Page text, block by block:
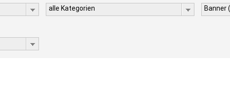
alle Kategorien
Banner